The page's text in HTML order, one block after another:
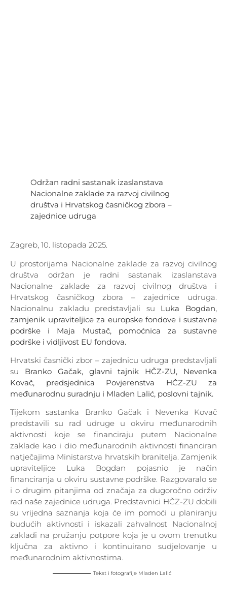
Održan radni sastanak izaslanstava
Nacionalne zaklade za razvoj civilnog
društva i Hrvatskog časničkog zbora –
zajednice udruga
Zagreb, 10. listopada 2025.
U prostorijama Nacionalne zaklade za razvoj civilnog
društva održan je radni sastanak izaslanstava
Nacionalne zaklade za razvoj civilnog društva i
Hrvatskog časničkog zbora – zajednice udruga.
Nacionalnu zakladu predstavljali su Luka Bogdan,
zamjenik upraviteljice za europske fondove i sustavne
podrške i Maja Mustač, pomoćnica za sustavne
podrške i vidljivost EU fondova.
Hrvatski časnički zbor – zajednicu udruga predstavljali
su Branko Gačak, glavni tajnik HČZ-ZU, Nevenka
Kovač, predsjednica Povjerenstva HČZ-ZU za
međunarodnu suradnju i Mladen Lalić, poslovni tajnik.
Tijekom sastanka Branko Gačak i Nevenka Kovač
predstavili su rad udruge u okviru međunarodnih
aktivnosti koje se financiraju putem Nacionalne
zaklade kao i dio međunarodnih aktivnosti financiran
natječajima Ministarstva hrvatskih branitelja. Zamjenik
upraviteljice Luka Bogdan pojasnio je način
financiranja u okviru sustavne podrške. Razgovaralo se
i o drugim pitanjima od značaja za dugoročno održiv
rad naše zajednice udruga. Predstavnici HČZ-ZU dobili
su vrijedna saznanja koja će im pomoći u planiranju
budućih aktivnosti i iskazali zahvalnost Nacionalnoj
zakladi na pružanju potpore koja je u ovom trenutku
ključna za aktivno i kontinuirano sudjelovanje u
međunarodnim aktivnostima.
Tekst i fotografije Mladen Lalić